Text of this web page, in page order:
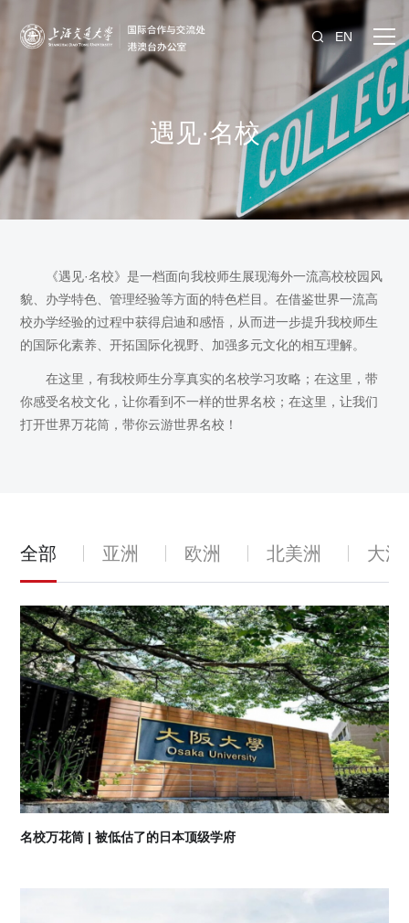
EN
遇见·名校
《遇见·名校》是一档面向我校师生展现海外一流高校校园风
貌、办学特色、管理经验等方面的特色栏目。在借鉴世界一流高
校办学经验的过程中获得启迪和感悟，从而进一步提升我校师生
的国际化素养、开拓国际化视野、加强多元文化的相互理解。
在这里，有我校师生分享真实的名校学习攻略；在这里，带
你感受名校文化，让你看到不一样的世界名校；在这里，让我们
打开世界万花筒，带你云游世界名校！
全部 亚洲 欧洲 北美洲 大洋
07
2026-08
名校万花筒 | 被低估了的日本顶级学府